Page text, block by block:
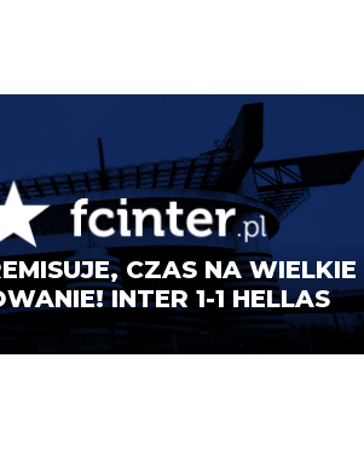
CZAS NA WIELKIE
INTER 1-1 HELLAS